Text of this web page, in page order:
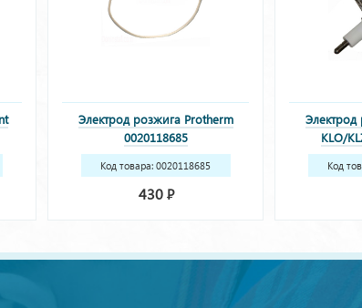
Электрод розжига Protherm
0020118685
Код товара: 0020118685
430 Р
Электрод
KLO/
Код